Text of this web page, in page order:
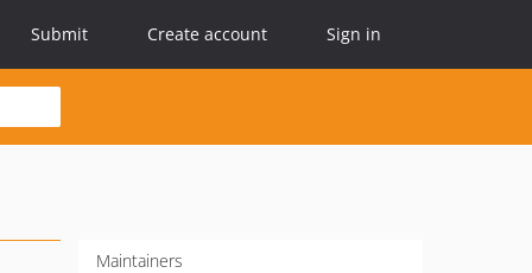
Submit Create account Sign in
Maintainers